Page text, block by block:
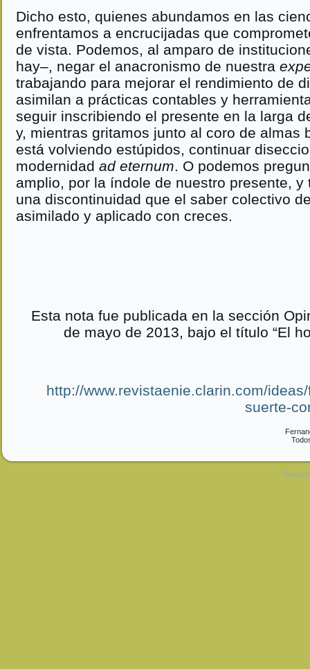
Dicho esto, quienes abundamos en las
enfrentamos a encrucijadas que
de vista. Podemos, al amparo de
hay–, negar el anacronismo de nuestra
trabajando para mejorar el rendimiento de
asimilan a prácticas contables y
seguir inscribiendo el presente en la larga
y, mientras gritamos junto al coro de almas
está volviendo estúpidos, continuar
modernidad ad eternum. O podemos
amplio, por la índole de nuestro presente, y
una discontinuidad que el saber colectivo
asimilado y aplicado con creces.
Esta nota fue publicada en la sección
de mayo de 2013, bajo el título “El
http://www.revistaenie.clarin.com/
suerte-